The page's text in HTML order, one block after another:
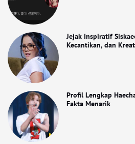
Jejak Inspiratif
Kecantikan, dan
Profil Lengkap
Fakta Menarik